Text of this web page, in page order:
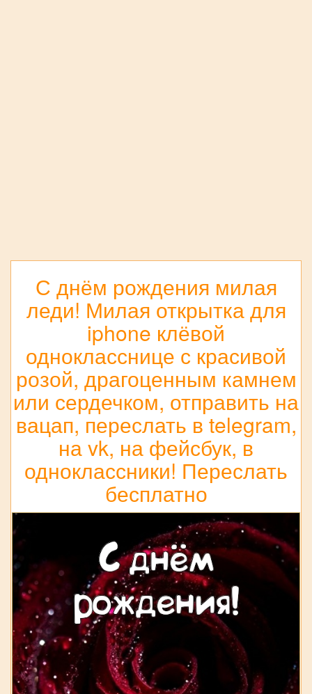
С днём рождения милая
леди! Милая открытка для
iphone клёвой
однокласснице с красивой
розой, драгоценным камнем
или сердечком, отправить на
вацап, переслать в telegram,
на vk, на фейсбук, в
одноклассники! Переслать
бесплатно